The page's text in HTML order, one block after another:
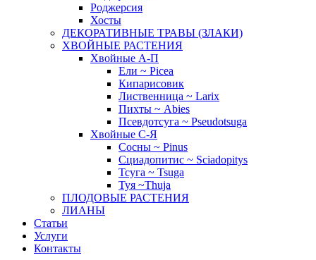
Роджерсия
Хосты
ДЕКОРАТИВНЫЕ ТРАВЫ (ЗЛАКИ)
ХВОЙНЫЕ РАСТЕНИЯ
Хвойные А-П
Ели ~ Picea
Кипарисовик
Лиственница ~ Larix
Пихты ~ Abies
Псевдотсуга ~ Pseudotsuga
Хвойные С-Я
Сосны ~ Pinus
Сциадопитис ~ Sciadopitys
Тсуга ~ Tsuga
Туя ~Thuja
ПЛОДОВЫЕ РАСТЕНИЯ
ЛИАНЫ
Статьи
Услуги
Контакты